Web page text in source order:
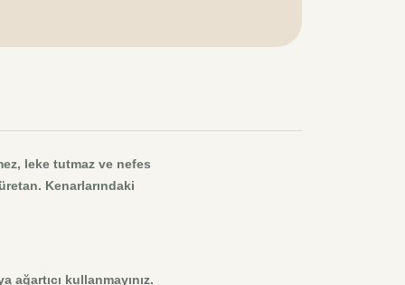
leke tutmaz ve nefes
Kenarlarındaki
ağartıcı kullanmayınız.